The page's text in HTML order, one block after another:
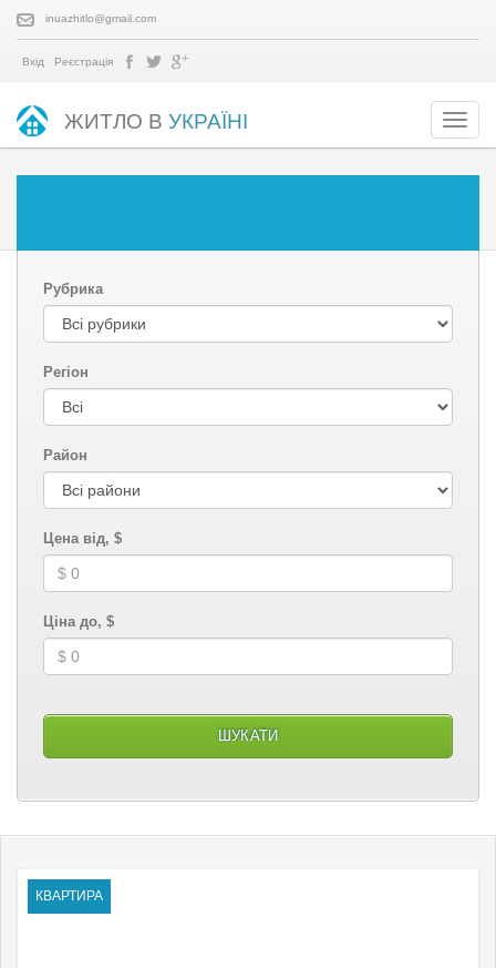
inuazhitlo@gmail.com
Вхід Реєстрація
ЖИТЛО В УКРАЇНІ
Рубрика
Регіон
Район
Цена від, $
Ціна до, $
КВАРТИРА